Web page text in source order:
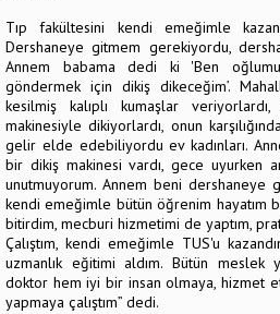
Tıp fakültesini kendi emeğimle
Dershaneye gitmem gerekiyordu,
Annem babama dedi ki 'Ben
göndermek için dikiş dikeceğim’.
kesilmiş kalıplı kumaşlar
makinesiyle dikiyorlardı, onun
gelir elde edebiliyordu ev kadınları.
bir dikiş makinesi vardı, gece uyurken
unutmuyorum. Annem beni dershaneye
kendi emeğimle bütün öğrenim hayatım
bitirdim, mecburi hizmetimi de yaptım,
Çalıştım, kendi emeğimle TUS'u
uzmanlık eğitimi aldım. Bütün meslek
doktor hem iyi bir insan olmaya, hizmet
yapmaya çalıştım” dedi.